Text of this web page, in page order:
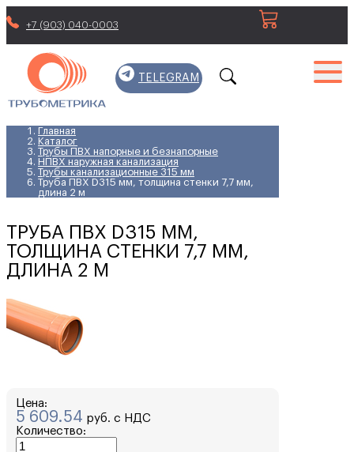
+7 (903) 040-0003
TELEGRAM
Главная
Каталог
Трубы ПВХ напорные и безнапорные
НПВХ наружная канализация
Трубы канализационные 315 мм
Труба ПВХ D315 мм, толщина стенки 7,7 мм,
длина 2 м
ТРУБА ПВХ D315 ММ,
ТОЛЩИНА СТЕНКИ 7,7 ММ,
ДЛИНА 2 М
Цена:
5 609.54 руб. с НДС
Количество: